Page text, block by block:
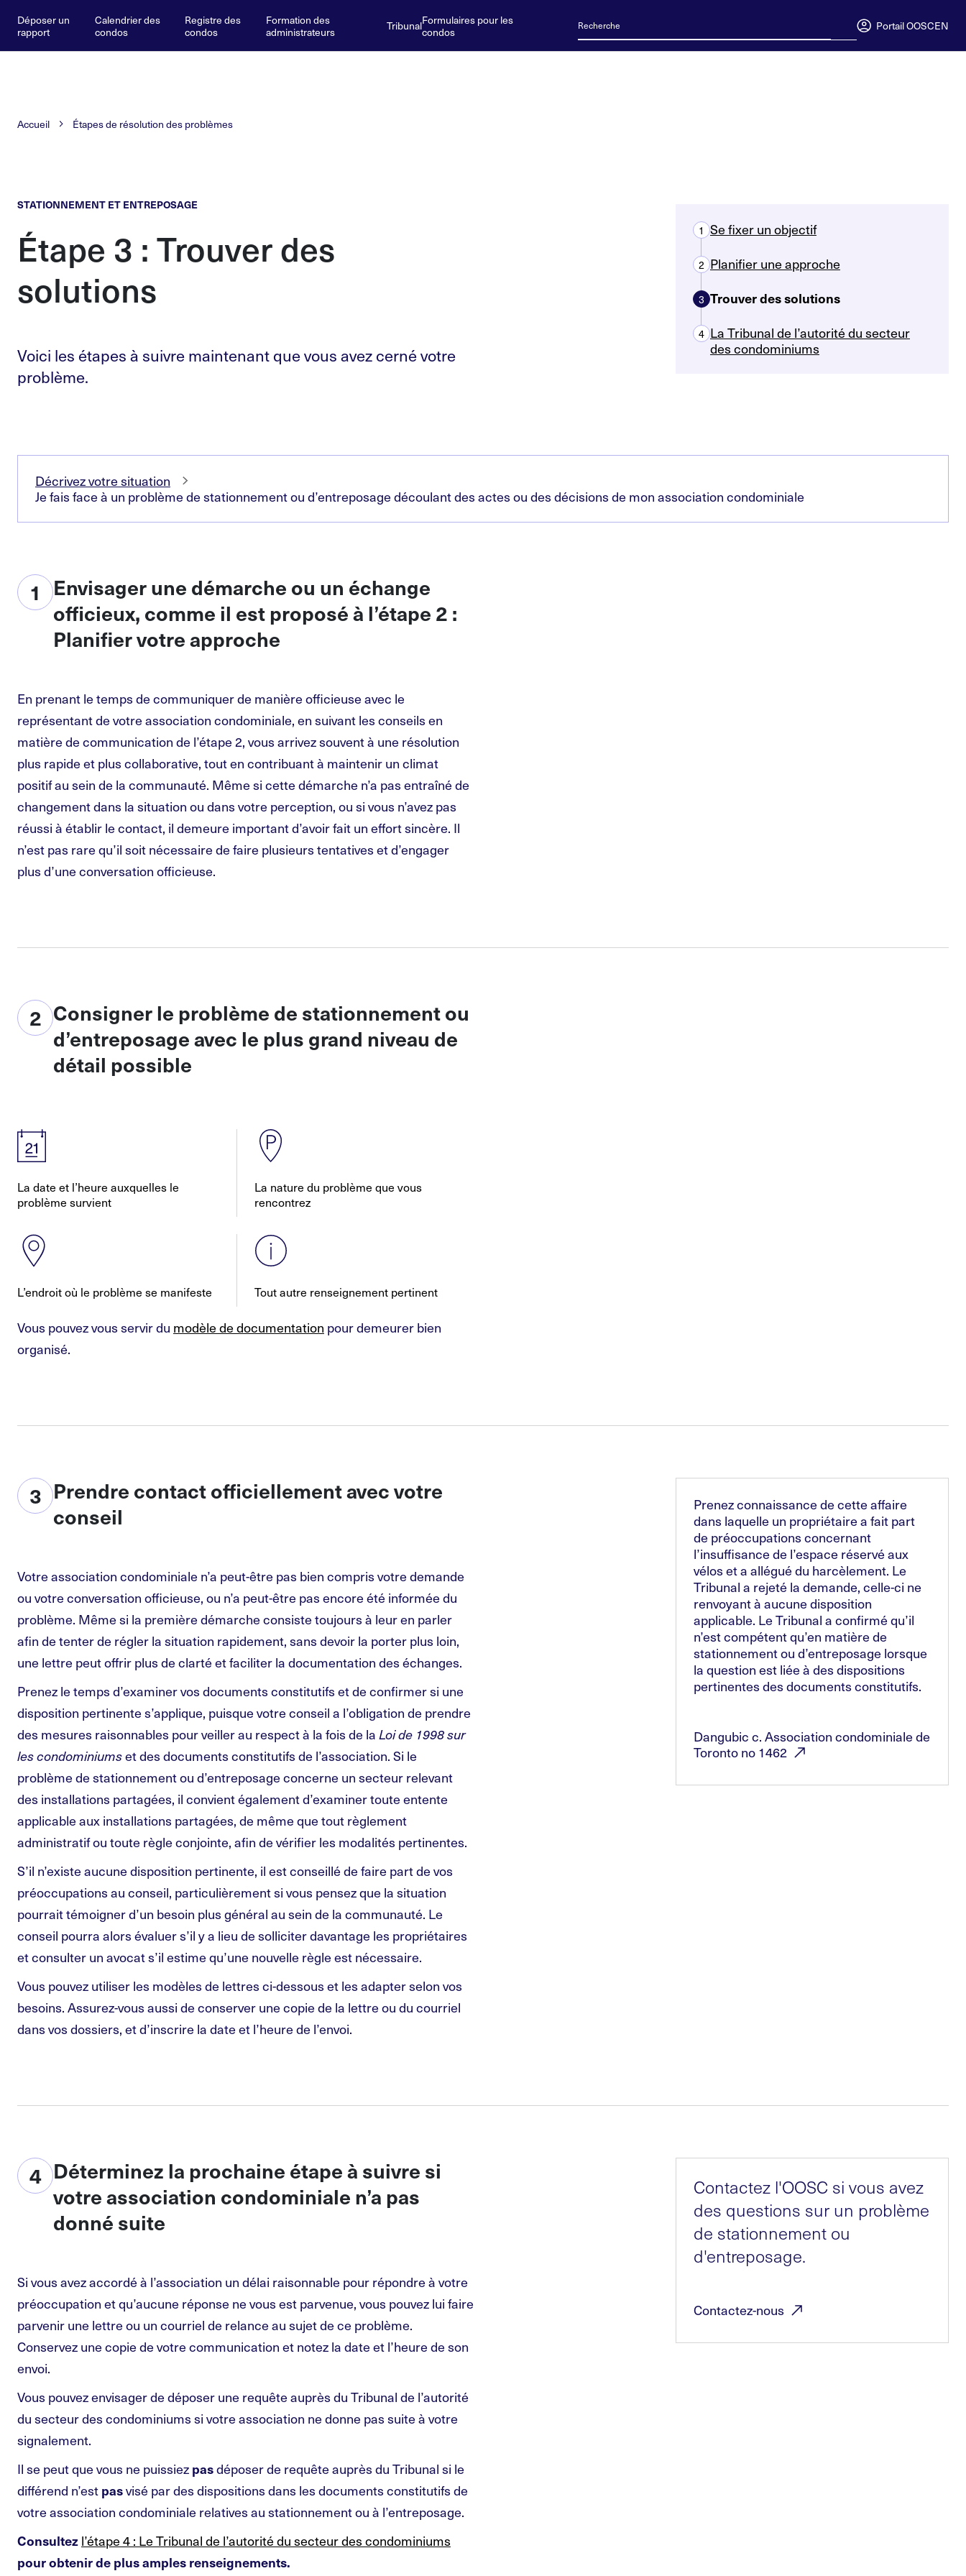
Déposer un
rapport
Calendrier des
condos
Registre des
condos
Formation des
administrateurs
TribunalFormulaires pour les
condos
Portail OOSCEN
Accueil Étapes de résolution des problèmes
STATIONNEMENT ET ENTREPOSAGE
Étape 3 : Trouver des
solutions
Voici les étapes à suivre maintenant que vous avez cerné votre
problème.
1 Se fixer un objectif
2 Planifier une approche
3 Trouver des solutions
4 La Tribunal de l’autorité du secteur
des condominiums
Décrivez votre situation
Je fais face à un problème de stationnement ou d’entreposage découlant des actes ou des décisions de mon association condominiale
1 Envisager une démarche ou un échange
officieux, comme il est proposé à l’étape 2 :
Planifier votre approche
En prenant le temps de communiquer de manière officieuse avec le
représentant de votre association condominiale, en suivant les conseils en
matière de communication de l’étape 2, vous arrivez souvent à une résolution
plus rapide et plus collaborative, tout en contribuant à maintenir un climat
positif au sein de la communauté. Même si cette démarche n’a pas entraîné de
changement dans la situation ou dans votre perception, ou si vous n’avez pas
réussi à établir le contact, il demeure important d’avoir fait un effort sincère. Il
n’est pas rare qu’il soit nécessaire de faire plusieurs tentatives et d’engager
plus d’une conversation officieuse.
2 Consigner le problème de stationnement ou
d’entreposage avec le plus grand niveau de
détail possible
La date et l’heure auxquelles le
problème survient
La nature du problème que vous
rencontrez
L’endroit où le problème se manifeste Tout autre renseignement pertinent
Vous pouvez vous servir du modèle de documentation pour demeurer bien
organisé.
3 Prendre contact officiellement avec votre
conseil
Votre association condominiale n’a peut-être pas bien compris votre demande
ou votre conversation officieuse, ou n’a peut-être pas encore été informée du
problème. Même si la première démarche consiste toujours à leur en parler
afin de tenter de régler la situation rapidement, sans devoir la porter plus loin,
une lettre peut offrir plus de clarté et faciliter la documentation des échanges.
Prenez le temps d’examiner vos documents constitutifs et de confirmer si une
disposition pertinente s’applique, puisque votre conseil a l’obligation de prendre
des mesures raisonnables pour veiller au respect à la fois de la Loi de 1998 sur
les condominiumset des documents constitutifs de l’association. Si le
problème de stationnement ou d’entreposage concerne un secteur relevant
des installations partagées, il convient également d’examiner toute entente
applicable aux installations partagées, de même que tout règlement
administratif ou toute règle conjointe, afin de vérifier les modalités pertinentes.
S’il n’existe aucune disposition pertinente, il est conseillé de faire part de vos
préoccupations au conseil, particulièrement si vous pensez que la situation
pourrait témoigner d’un besoin plus général au sein de la communauté. Le
conseil pourra alors évaluer s’il y a lieu de solliciter davantage les propriétaires
et consulter un avocat s’il estime qu’une nouvelle règle est nécessaire.
Vous pouvez utiliser les modèles de lettres ci-dessous et les adapter selon vos
besoins. Assurez-vous aussi de conserver une copie de la lettre ou du courriel
dans vos dossiers, et d’inscrire la date et l’heure de l’envoi.
Prenez connaissance de cette affaire
dans laquelle un propriétaire a fait part
de préoccupations concernant
l’insuffisance de l’espace réservé aux
vélos et a allégué du harcèlement. Le
Tribunal a rejeté la demande, celle-ci ne
renvoyant à aucune disposition
applicable. Le Tribunal a confirmé qu’il
n’est compétent qu’en matière de
stationnement ou d’entreposage lorsque
la question est liée à des dispositions
pertinentes des documents constitutifs.
Dangubic c. Association condominiale de
Toronto no 1462
4 Déterminez la prochaine étape à suivre si
votre association condominiale n’a pas
donné suite
Si vous avez accordé à l’association un délai raisonnable pour répondre à votre
préoccupation et qu’aucune réponse ne vous est parvenue, vous pouvez lui faire
parvenir une lettre ou un courriel de relance au sujet de ce problème.
Conservez une copie de votre communication et notez la date et l’heure de son
envoi.
Vous pouvez envisager de déposer une requête auprès du Tribunal de l’autorité
du secteur des condominiums si votre association ne donne pas suite à votre
signalement.
Il se peut que vous ne puissiez pasdéposer de requête auprès du Tribunal si le
différend n’est pasvisé par des dispositions dans les documents constitutifs de
votre association condominiale relatives au stationnement ou à l’entreposage.
Consultez l’étape 4 : Le Tribunal de l’autorité du secteur des condominiums
pour obtenir de plus amples renseignements.
Contactez l'OOSC si vous avez
des questions sur un problème
de stationnement ou
d'entreposage.
Contactez-nous